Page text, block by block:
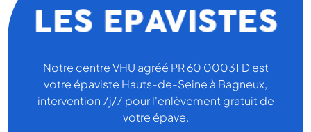
Notre centre VHU agréé PR 60 00031 D est
votre épaviste Hauts-de-Seine à Bagneux,
intervention 7j/7 pour l'enlèvement gratuit de
votre épave.